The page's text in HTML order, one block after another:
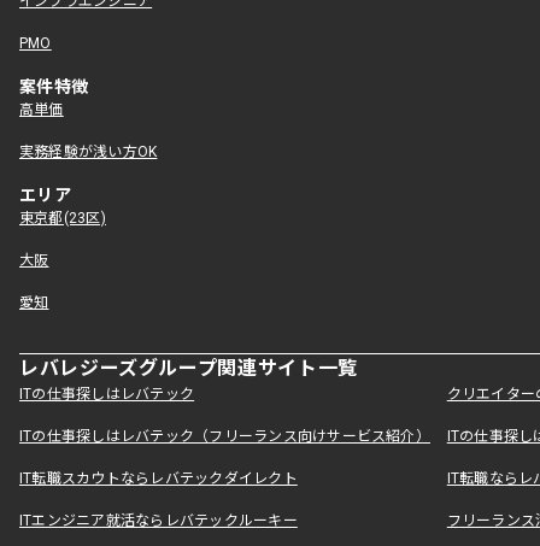
PMO
案件特徴
高単価
実務経験が浅い方OK
エリア
東京都(23区)
大阪
愛知
レバレジーズグループ関連サイト一覧
ITの仕事探しはレバテック クリエイタ
ITの仕事探しはレバテック（フリーランス向けサービス紹介） ITの仕事探
IT転職スカウトならレバテックダイレクト IT転職なら
ITエンジニア就活ならレバテックルーキー フリーラン